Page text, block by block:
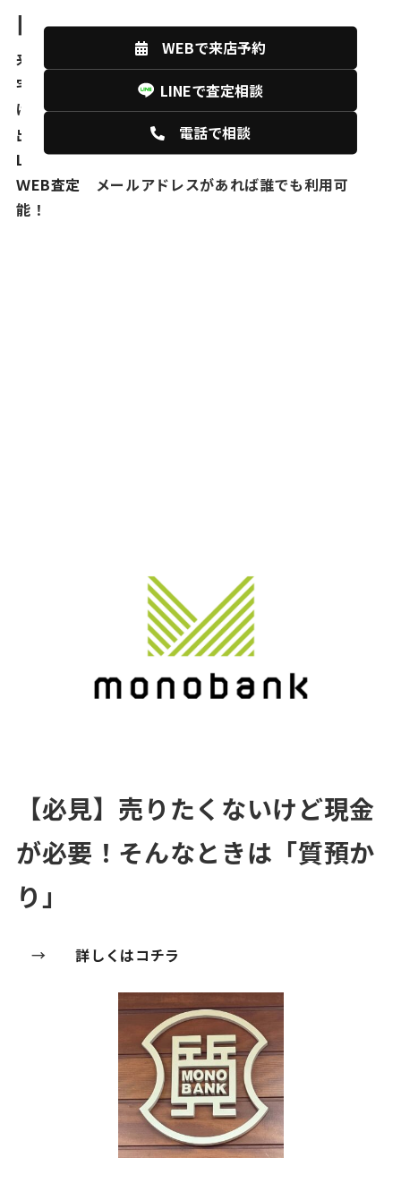
■ monobankの査定いろいろ
来店査定
お店に来店して査定！
宅配買取
届いた梱包キットに商品を詰めて送るだ
け！
出張買取
鑑定士がご自宅に訪問して査定！
LINE査定写真を撮って送るだけ！
ＷEB査定 メールアドレスがあれば誰でも利用可
能！
【必見】売りたくないけど現金
が必要！そんなときは「質預か
り」
→詳しくはコチラ
WEBで来店予約
LINEで査定相談
電話で相談